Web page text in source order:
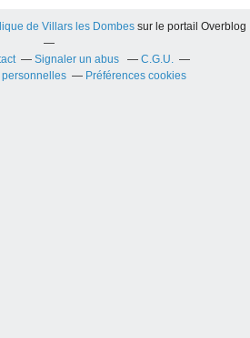
de Villars les Dombes sur le portail Overblog
Signaler un abus
C.G.U.
Préférences cookies